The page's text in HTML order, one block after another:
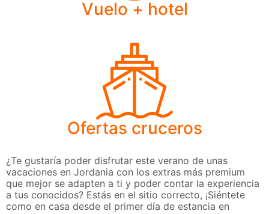
Vuelo + hotel
Ofertas cruceros
¿Te gustaría poder disfrutar este verano de unas
vacaciones en Jordania con los extras más premium
que mejor se adapten a ti y poder contar la experiencia
a tus conocidos? Estás en el sitio correcto, ¡Siéntete
como en casa desde el primer día de estancia en